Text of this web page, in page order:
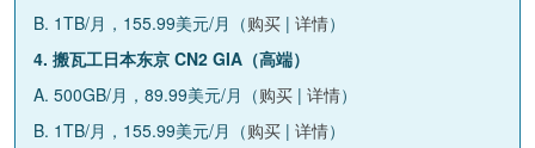
B. 1TB/月，155.99美元/月（购买 | 详情）
4. 搬瓦工日本东京 CN2 GIA（高端）
A. 500GB/月，89.99美元/月（购买 | 详情）
B. 1TB/月，155.99美元/月（购买 | 详情）